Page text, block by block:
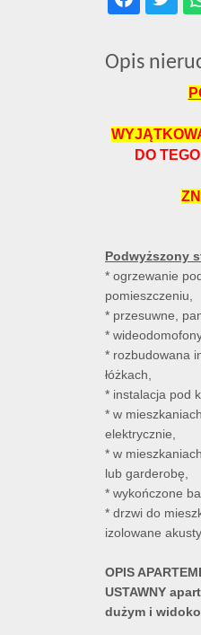
Opis
DO
Podwyższony
* ogrzewanie
pomieszczeniu,
* przesuwne,
*
* rozbudowana
łóżkach,
* instalacja pod
* w
elektrycznie,
* w
lub garderobę,
* wykończone
* drzwi do
izolowane
OPIS
USTAWNY
dużym i